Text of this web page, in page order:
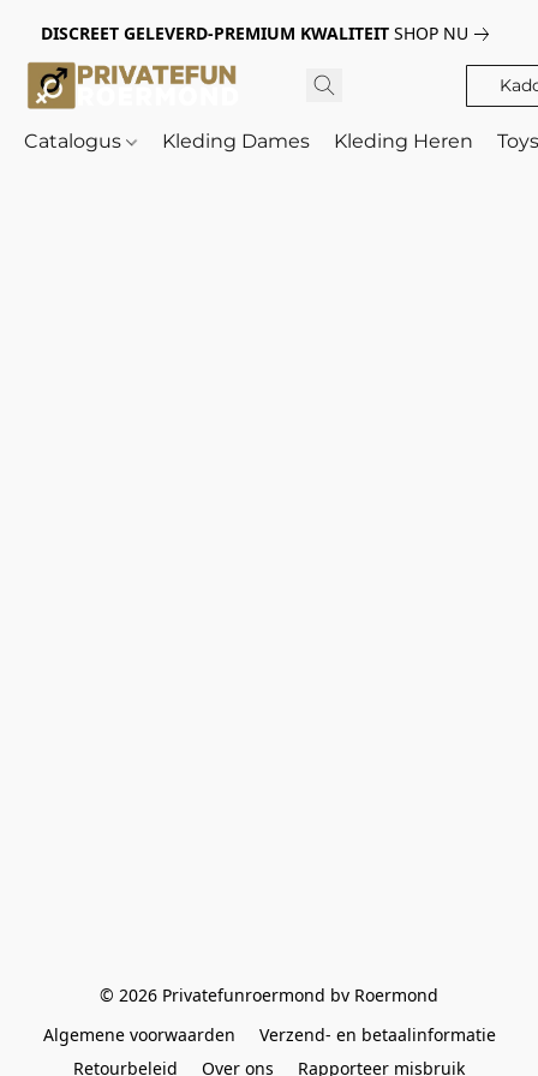
DISCREET GELEVERD-PREMIUM KWALITEIT SHOP NU
Catalogus Kleding Dames Kleding Heren
© 2026 Privatefunroermond bv Roermond
Algemene voorwaarden
Verzend- en betaalinformatie
Retourbeleid
Over ons Rapporteer misbruik